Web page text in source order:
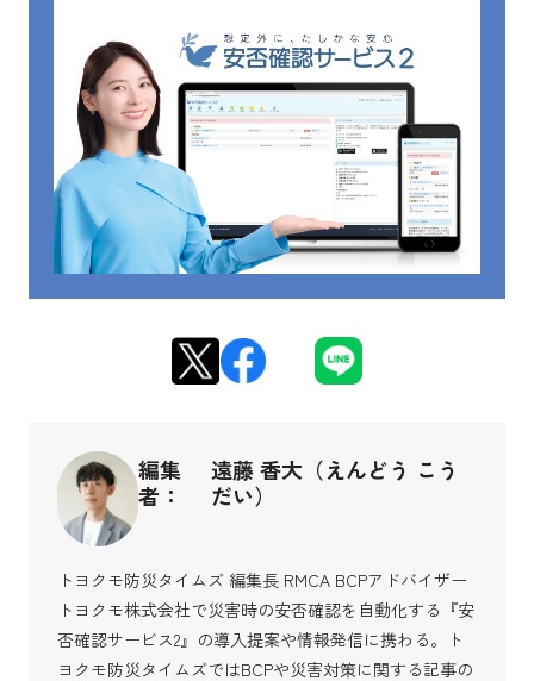
編集
者：
遠藤 香大（えんどう こう
だい）
トヨクモ防災タイムズ 編集長 RMCA BCPアドバイザー
トヨクモ株式会社で災害時の安否確認を自動化する『安
否確認サービス2』の導入提案や情報発信に携わる。ト
ヨクモ防災タイムズではBCPや災害対策に関する記事の